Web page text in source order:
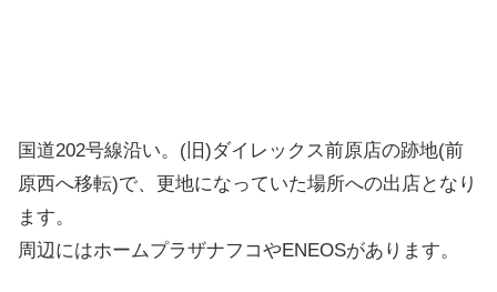
国道202号線沿い。(旧)ダイレックス前原店の跡地(前
原西へ移転)で、更地になっていた場所への出店となり
ます。
周辺にはホームプラザナフコやENEOSがあります。